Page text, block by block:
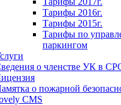
Тарифы 2016г.
Тарифы 2015г.
Тарифы по
паркингом
о членстве УК в
о пожарной
CMS